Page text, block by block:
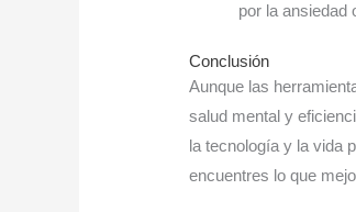
por la ansiedad
Conclusión
Aunque las
salud mental y
la tecnología y la vida
encuentres lo que